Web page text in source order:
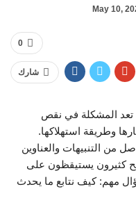
May 10,
0
شارك
تعد المشكلة في نقص
وطريقة استهلاكها.
من التنبيهات والعناوين
كثيرون يستيقظون على
مهم: كيف نتابع ما يحدث